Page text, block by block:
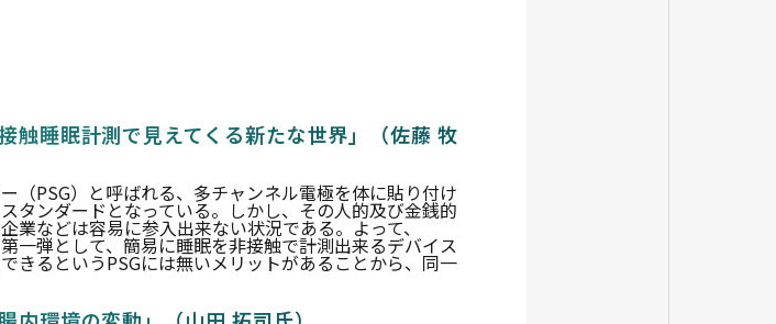
触睡眠計測で見えてくる新たな世界」（佐藤 牧
（PSG）と呼ばれる、多チャンネル電極を体に貼り付け
タンダードとなっている。しかし、その人的及び金銭的
などは容易に参入出来ない状況である。よって、
一弾として、簡易に睡眠を非接触で計測出来るデバイス
きるというPSGには無いメリットがあることから、同一